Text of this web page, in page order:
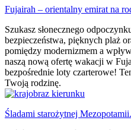
Fujairah – orientalny emirat na
Szukasz słonecznego
bezpieczeństwa, pięknych plaż
pomiędzy modernizmem a
naszą nową ofertę wakacji w
bezpośrednie loty czarterowe!
Twoją rodzinę.
Śladami starożytnej